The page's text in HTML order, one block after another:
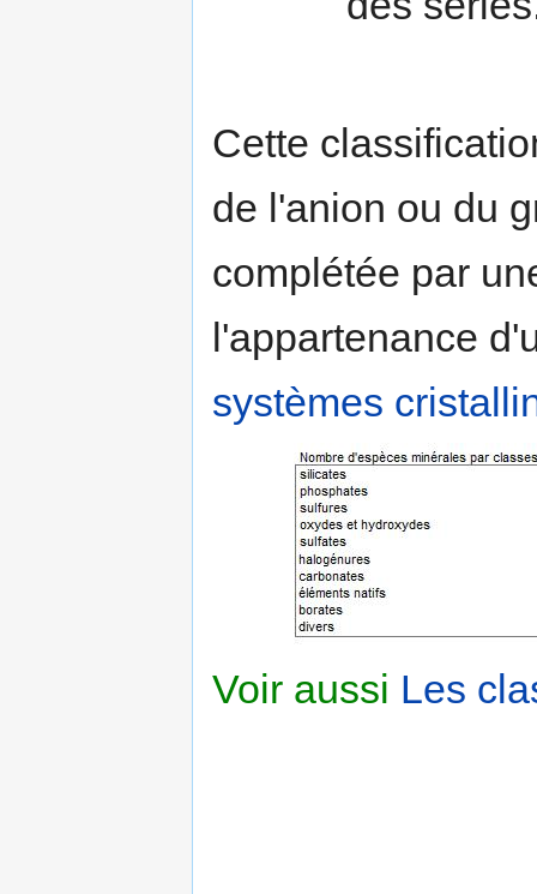
Cette
de l'anion ou du
complétée par
l'appartenance
systèmes
Voir aussi Les